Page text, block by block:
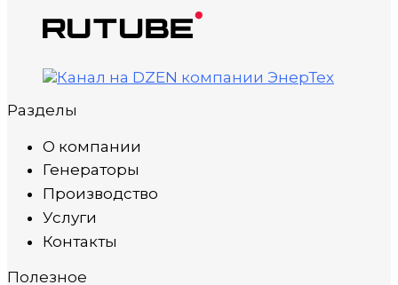
Разделы
О компании
Генераторы
Производство
Услуги
Контакты
Полезное